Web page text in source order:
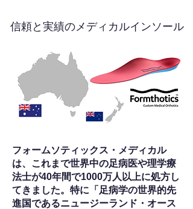
信頼と実績のメディカルインソール
フォームソティックス・メディカル
は、これまで世界中の足病医や理学療
法士が40年間で1000万人以上に処方し
てきました。特に「足病学の世界的先
進国であるニュージーランド・オース